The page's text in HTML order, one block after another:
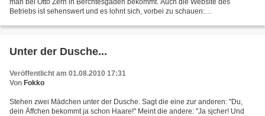
man bei Otto Zern in Berchtesgaden bekommt. Auch die Website des
Betriebs ist sehenswert und es lohnt sich, vorbei zu schauen:
Unter der Dusche...
Veröffentlicht am 01.08.2010 17:31
Von Fokko
Stehen zwei Mädchen unter der Dusche. Sagt die eine zur anderen: "Du,
dein Äffchen bekommt ja schon Haare!" Meint die andere: "Ja sjcher! Und